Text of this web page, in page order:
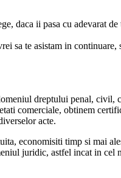
daca ii pasa cu adevarat
sa te asistam in
dreptului penal,
comerciale, obtinem
acte.
economisiti timp si mai
juridic, astfel incat in cel